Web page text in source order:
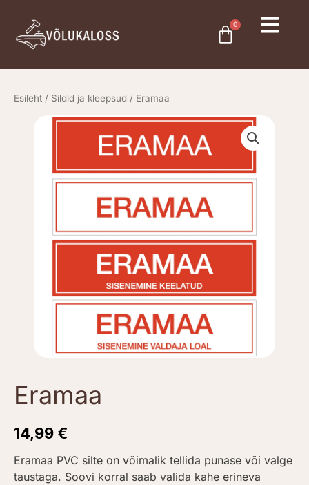
content
0
Cart
Esileht / Sildid ja kleepsud / Eramaa
Eramaa
14,99 €
Eramaa PVC silte on võimalik tellida punase või valge
taustaga. Soovi korral saab valida kahe erineva